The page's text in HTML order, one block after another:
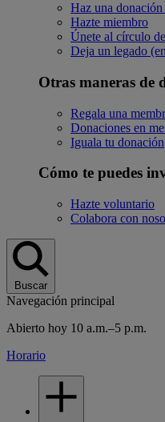
Haz una
Hazte miembro
Únete al círculo
Deja un legado
Otras maneras de
Regala una
Donaciones en
Iguala tu donación
Cómo te puedes
Hazte voluntario
Colabora con
Buscar
Navegación principal
Abierto hoy 10 a.m.–5 p.m.
Horario